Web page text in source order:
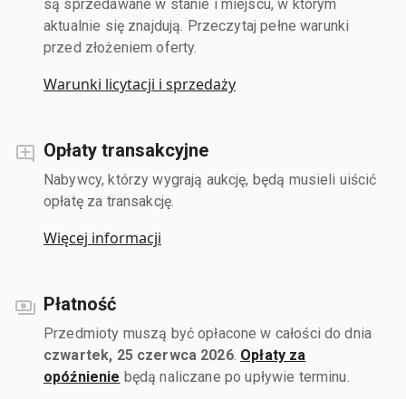
są sprzedawane w stanie i miejscu, w którym
aktualnie się znajdują. Przeczytaj pełne warunki
przed złożeniem oferty.
Warunki licytacji i sprzedaży
Opłaty transakcyjne
Nabywcy, którzy wygrają aukcję, będą musieli uiścić
opłatę za transakcję.
Więcej informacji
Płatność
Przedmioty muszą być opłacone w całości do dnia
czwartek, 25 czerwca 2026. Opłaty za
opóźnienie będą naliczane po upływie terminu.